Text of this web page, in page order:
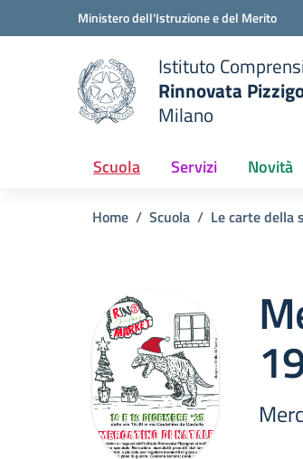
Vai ai contenuti
Vai al menu di navigazioneMinistero dell'Istruzione e del Merito
Istituto
Rinnovata
Milano
Scuola Servizi Novità
Home Scuola Le carte della